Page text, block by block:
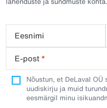
Eesnimi
E-post*
Nõustun, et DeLaval
uudiskirju ja muid
eesmärgil minu